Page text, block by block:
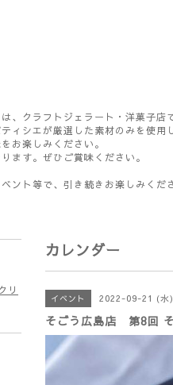
、クラフトジェラート・洋菓子店
ィシエが厳選した素材のみを使用
お楽しみください。
ます。ぜひご賞味ください。
ント等で、引き続きお楽しみくだ
カレンダー
イベント 2022-09-21 (水
そごう広島店 第8回
リ